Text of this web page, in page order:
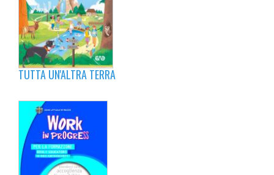
TUTTA UN'ALTRA TERRA